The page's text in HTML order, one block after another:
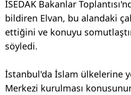
İSEDAK Bakanlar
bildiren Elvan, bu alandaki
ettiğini ve konuyu
söyledi.
İstanbul'da İslam ülkelerine
Merkezi kurulması